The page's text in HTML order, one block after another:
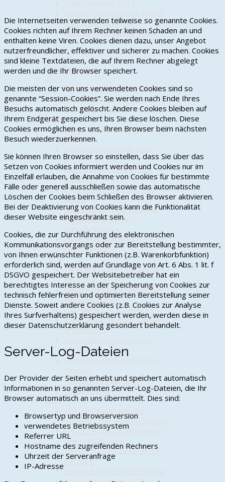
Bürgerbus am DGH
Jahresabschlussfeier 2014
Oertze Piraten
Die Geschichte
Radwegepaten unterwegs
Die Oertze Piraten beim
Oldtimer-Treffen
2025
Bei gutem Wetter kann ja
jeder!
2025
Gemeinsame Zweitakter-
Ausfahrt
24-h-Mofarennen 2025 in
Alvern
Etappenfahrt nach Istanbul
Herbstkontrolle des
Kartoffelweges
Baumpflanz-Challenge für die
Oertze Piraten
2024
Eigentlich… oder: Saisonstart
mit Hindernissen
Oertze Piraten im Einsatz als
Radwegepaten
Die "Wilde 13" unterwegs
Kleine-Kennzeichen-Treffen in
Brambostel
Haus Ilster
Herbstausfahrt der Oertze
Kontrollfahrt auf dem
Kartoffelweg
2023
Oertze Piraten auf der
Titelseite der Böhme-Zeitung
Oertze Piraten kontrollieren
den Kartoffelweg
Oertze Piraten zu Besuch in
Faßberg
Die Internetseiten verwenden teilweise so genannte Cookies.
Cookies richten auf Ihrem Rechner keinen Schaden an und
enthalten keine Viren. Cookies dienen dazu, unser Angebot
nutzerfreundlicher, effektiver und sicherer zu machen. Cookies
sind kleine Textdateien, die auf Ihrem Rechner abgelegt
werden und die Ihr Browser speichert.
Die meisten der von uns verwendeten Cookies sind so
genannte “Session-Cookies”. Sie werden nach Ende Ihres
Besuchs automatisch gelöscht. Andere Cookies bleiben auf
Ihrem Endgerät gespeichert bis Sie diese löschen. Diese
Cookies ermöglichen es uns, Ihren Browser beim nächsten
Besuch wiederzuerkennen.
Sie können Ihren Browser so einstellen, dass Sie über das
Setzen von Cookies informiert werden und Cookies nur im
Einzelfall erlauben, die Annahme von Cookies für bestimmte
Fälle oder generell ausschließen sowie das automatische
Löschen der Cookies beim Schließen des Browser aktivieren.
Bei der Deaktivierung von Cookies kann die Funktionalität
dieser Website eingeschränkt sein.
Cookies, die zur Durchführung des elektronischen
Kommunikationsvorgangs oder zur Bereitstellung bestimmter,
von Ihnen erwünschter Funktionen (z.B. Warenkorbfunktion)
erforderlich sind, werden auf Grundlage von Art. 6 Abs. 1 lit. f
DSGVO gespeichert. Der Websitebetreiber hat ein
berechtigtes Interesse an der Speicherung von Cookies zur
technisch fehlerfreien und optimierten Bereitstellung seiner
Dienste. Soweit andere Cookies (z.B. Cookies zur Analyse
Ihres Surfverhaltens) gespeichert werden, werden diese in
dieser Datenschutzerklärung gesondert behandelt.
Server-Log-Dateien
Der Provider der Seiten erhebt und speichert automatisch
Informationen in so genannten Server-Log-Dateien, die Ihr
Browser automatisch an uns übermittelt. Dies sind:
Browsertyp und Browserversion
verwendetes Betriebssystem
Referrer URL
Hostname des zugreifenden Rechners
Uhrzeit der Serveranfrage
IP-Adresse